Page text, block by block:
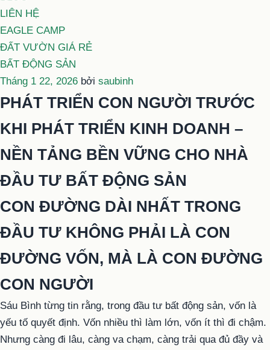
LIÊN HỆ
EAGLE CAMP
ĐẤT VƯỜN GIÁ RẺ
BẤT ĐỘNG SẢN
Đăng
trong
Tháng 1 22, 2026 bởi saubinh
PHÁT TRIỂN CON NGƯỜI TRƯỚC
KHI PHÁT TRIỂN KINH DOANH –
NỀN TẢNG BỀN VỮNG CHO NHÀ
ĐẦU TƯ BẤT ĐỘNG SẢN
CON ĐƯỜNG DÀI NHẤT TRONG
ĐẦU TƯ KHÔNG PHẢI LÀ CON
ĐƯỜNG VỐN, MÀ LÀ CON ĐƯỜNG
CON NGƯỜI
Sáu Bình từng tin rằng, trong đầu tư bất động sản, vốn là
yếu tố quyết định. Vốn nhiều thì làm lớn, vốn ít thì đi chậm.
Nhưng càng đi lâu, càng va chạm, càng trải qua đủ đầy và